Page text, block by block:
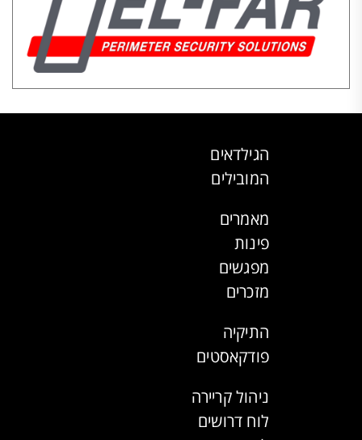
הגילדאים
המובילים
מאמרים
פינות
מפגשים
מזכרים
התיקיה
פודקאסטים
ניהול קריירה
לוח דרושים